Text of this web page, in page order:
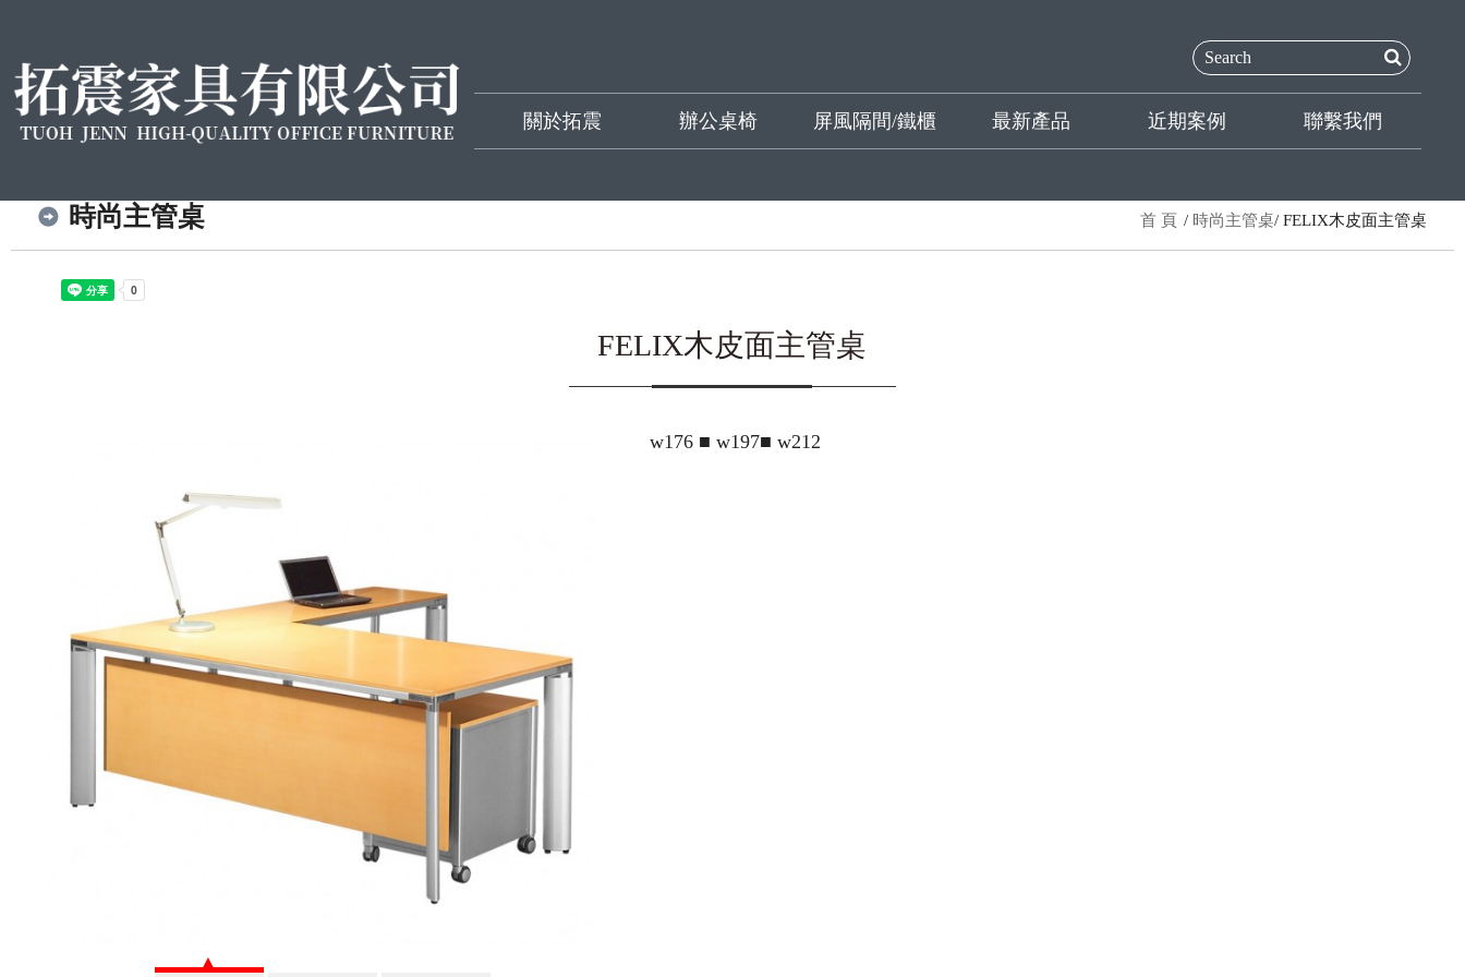
關於拓震 辦公桌椅 屏風隔間/鐵櫃 最新產品 近期案例 聯繫我們
時尚主管桌 首 頁 時尚主管桌 FELIX木皮面主管桌
FELIX木皮面主管桌
w176 ■ w197■ w212